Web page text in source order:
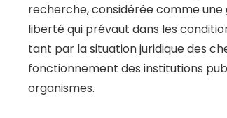
recherche, considérée comme
liberté qui prévaut dans les
tant par la situation juridique des
fonctionnement des institutions
organismes.